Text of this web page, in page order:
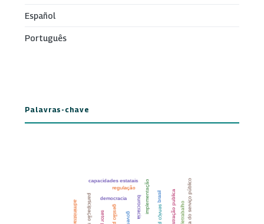
Español
Português
Palavras-chave